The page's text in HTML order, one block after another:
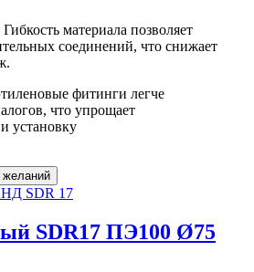
материала позволяет
соединений, что снижает
фитинги легче
что упрощает
установку
желаний
SDR 17
SDR17 ПЭ100 Ø75